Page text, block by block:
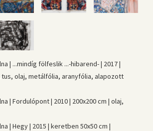
| ...mindíg fölfeslik ...-hibarend- | 2017 |
tus, olaj, metálfólia, aranyfólia, alapozott
| Fordulópont | 2010 | 200x200 cm | olaj,
| Hegy | 2015 | keretben 50x50 cm |